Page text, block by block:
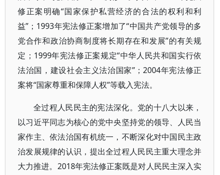
修正案明确“国家保护私营经济的合法的权利和利
益”；1993年宪法修正案增加了“中国共产党领导的多
党合作和政治协商制度将长期存在和发展”的有关规
定；1999年宪法修正案规定“中华人民共和国实行依
法治国，建设社会主义法治国家”；2004年宪法修正
案将“国家尊重和保障人权”等载入宪法。
全过程人民民主的宪法深化。党的十八大以来，
以习近平同志为核心的党中央坚持党的领导、人民当
家作主、依法治国有机统一，不断深化对中国民主政
治发展规律的认识，提出全过程人民民主重大理念并
大力推进。2018年宪法修正案既是对人民民主深入实